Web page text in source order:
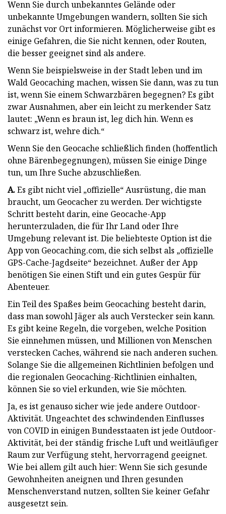
Wenn Sie durch unbekanntes Gelände oder
unbekannte Umgebungen wandern, sollten Sie sich
zunächst vor Ort informieren. Möglicherweise gibt es
einige Gefahren, die Sie nicht kennen, oder Routen,
die besser geeignet sind als andere.
Wenn Sie beispielsweise in der Stadt leben und im
Wald Geocaching machen, wissen Sie dann, was zu tun
ist, wenn Sie einem Schwarzbären begegnen? Es gibt
zwar Ausnahmen, aber ein leicht zu merkender Satz
lautet: „Wenn es braun ist, leg dich hin. Wenn es
schwarz ist, wehre dich.“
Wenn Sie den Geocache schließlich finden (hoffentlich
ohne Bärenbegegnungen), müssen Sie einige Dinge
tun, um Ihre Suche abzuschließen.
A.Es gibt nicht viel „offizielle“ Ausrüstung, die man
braucht, um Geocacher zu werden. Der wichtigste
Schritt besteht darin, eine Geocache-App
herunterzuladen, die für Ihr Land oder Ihre
Umgebung relevant ist. Die beliebteste Option ist die
App von Geocaching.com, die sich selbst als „offizielle
GPS-Cache-Jagdseite“ bezeichnet. Außer der App
benötigen Sie einen Stift und ein gutes Gespür für
Abenteuer.
Ein Teil des Spaßes beim Geocaching besteht darin,
dass man sowohl Jäger als auch Verstecker sein kann.
Es gibt keine Regeln, die vorgeben, welche Position
Sie einnehmen müssen, und Millionen von Menschen
verstecken Caches, während sie nach anderen suchen.
Solange Sie die allgemeinen Richtlinien befolgen und
die regionalen Geocaching-Richtlinien einhalten,
können Sie so viel erkunden, wie Sie möchten.
Ja, es ist genauso sicher wie jede andere Outdoor-
Aktivität. Ungeachtet des schwindenden Einflusses
von COVID in einigen Bundesstaaten ist jede Outdoor-
Aktivität, bei der ständig frische Luft und weitläufiger
Raum zur Verfügung steht, hervorragend geeignet.
Wie bei allem gilt auch hier: Wenn Sie sich gesunde
Gewohnheiten aneignen und Ihren gesunden
Menschenverstand nutzen, sollten Sie keiner Gefahr
ausgesetzt sein.